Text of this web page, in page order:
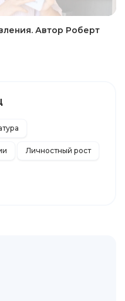
Автор Роберт
Личностный рост